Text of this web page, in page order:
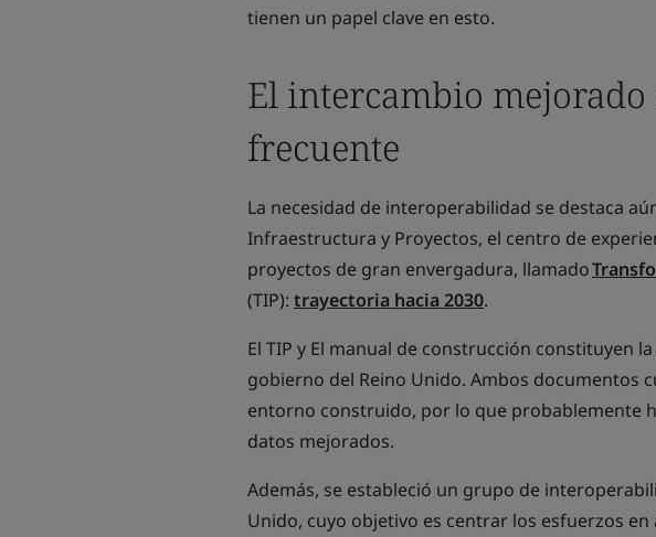
tienen un papel clave en esto.
El intercambio mejorado
frecuente
La necesidad de interoperabilidad se destaca
Infraestructura y Proyectos, el centro de
proyectos de gran envergadura, llamado
(TIP): trayectoria hacia 2030.
El TIP y El manual de construcción constituyen
gobierno del Reino Unido. Ambos documentos
entorno construido, por lo que probablemente
datos mejorados.
Además, se estableció un grupo de
Unido, cuyo objetivo es centrar los esfuerzos